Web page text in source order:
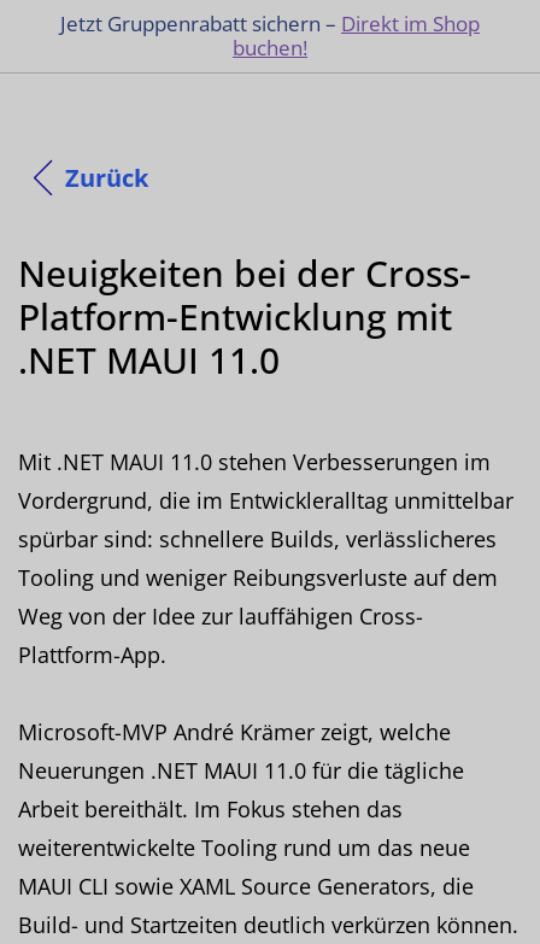
Jetzt Gruppenrabatt sichern – Direkt im Shop
buchen!
Zurück
Neuigkeiten bei der Cross-
Platform-Entwicklung mit
.NET MAUI 11.0
Mit .NET MAUI 11.0 stehen Verbesserungen im
Vordergrund, die im Entwickleralltag unmittelbar
spürbar sind: schnellere Builds, verlässlicheres
Tooling und weniger Reibungsverluste auf dem
Weg von der Idee zur lauffähigen Cross-
Plattform-App.
Microsoft-MVP André Krämer zeigt, welche
Neuerungen .NET MAUI 11.0 für die tägliche
Arbeit bereithält. Im Fokus stehen das
weiterentwickelte Tooling rund um das neue
MAUI CLI sowie XAML Source Generators, die
Build- und Startzeiten deutlich verkürzen können.